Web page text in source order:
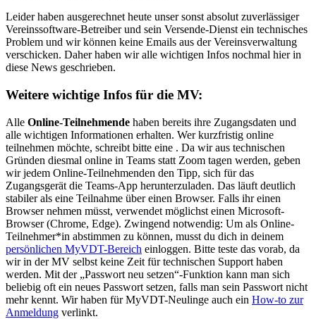
Leider haben ausgerechnet heute unser sonst absolut zuverlässiger
Vereinssoftware-Betreiber und sein Versende-Dienst ein technisches
Problem und wir können keine Emails aus der Vereinsverwaltung
verschicken. Daher haben wir alle wichtigen Infos nochmal hier in
diese News geschrieben.
Weitere wichtige Infos für die MV:
Alle Online-Teilnehmende haben bereits ihre Zugangsdaten und
alle wichtigen Informationen erhalten. Wer kurzfristig online
teilnehmen möchte, schreibt bitte eine . Da wir aus technischen
Gründen diesmal online in Teams statt Zoom tagen werden, geben
wir jedem Online-Teilnehmenden den Tipp, sich für das
Zugangsgerät die Teams-App herunterzuladen. Das läuft deutlich
stabiler als eine Teilnahme über einen Browser. Falls ihr einen
Browser nehmen müsst, verwendet möglichst einen Microsoft-
Browser (Chrome, Edge). Zwingend notwendig: Um als Online-
Teilnehmer*in abstimmen zu können, musst du dich in deinem
persönlichen MyVDT-Bereich einloggen. Bitte teste das vorab, da
wir in der MV selbst keine Zeit für technischen Support haben
werden. Mit der „Passwort neu setzen“-Funktion kann man sich
beliebig oft ein neues Passwort setzen, falls man sein Passwort nicht
mehr kennt. Wir haben für MyVDT-Neulinge auch ein How-to zur
Anmeldung verlinkt.